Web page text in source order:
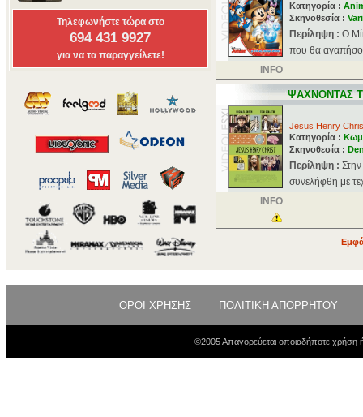
Τηλεφωνήστε τώρα στο
694 431 9927
για να τα παραγγείλετε!
Κατηγορία :
Σκηνοθεσία :
Περίληψη : O
που θα
INFO
ΨΑΧΝΟΝΤΑΣ
Jesus Henry
Κατηγορία :
Σκηνοθεσία :
Περίληψη :
συνελήφθη με
INFO
ΟΡΟΙ ΧΡΗΣΗΣ ΠΟΛΙΤΙΚΗ ΑΠΟΡΡΗΤΟΥ
©2005 Απαγορεύεται οποιαδήποτε χρήση